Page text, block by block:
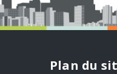
Plan du